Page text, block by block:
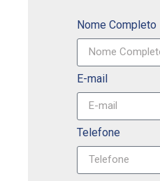
Nome Completo
E-mail
Telefone